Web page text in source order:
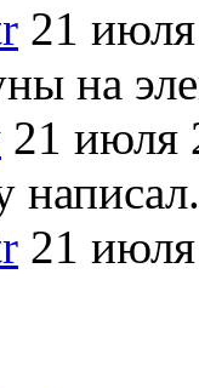
21
на
21 июля
21